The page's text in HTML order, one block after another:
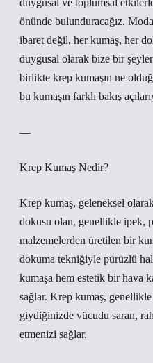
duygusal ve toplumsal
önünde bulunduracağız.
ibaret değil, her kumaş, her
duygusal olarak bize bir
birlikte krep kumaşın ne
bu kumaşın farklı bakış
—
Krep Kumaş Nedir?
Krep kumaş, geleneksel
dokusu olan, genellikle ipek,
malzemelerden üretilen bir
dokuma tekniğiyle pürüzlü
kumaşa hem estetik bir hava
sağlar. Krep kumaş,
giydiğinizde vücudu saran,
etmenizi sağlar.